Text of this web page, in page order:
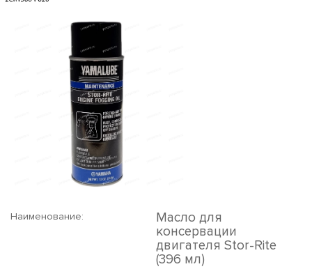
Наименование:
Масло для
консервации
двигателя Stor-Rite
(396 мл)